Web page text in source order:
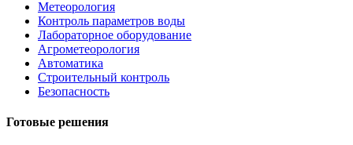
Метеорология
Контроль параметров воды
Лабораторное оборудование
Агрометеорология
Автоматика
Строительный контроль
Безопасность
Готовые решения